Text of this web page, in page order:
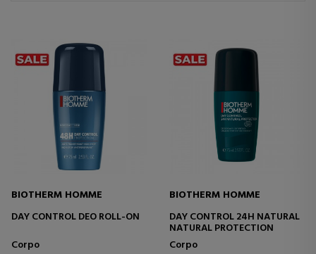
BIOTHERM HOMME
DAY CONTROL DEO ROLL-ON
Corpo
BIOTHERM HOMME
DAY CONTROL 24H NATURAL
NATURAL PROTECTION
Corpo